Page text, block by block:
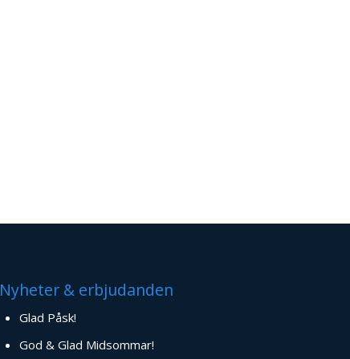
Nyheter & erbjudanden
Glad Påsk!
God & Glad Midsommar!